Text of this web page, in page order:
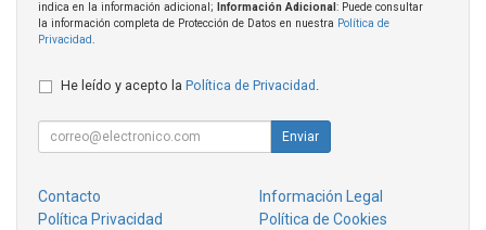
indica en la información adicional;
Información Adicional : Puede consultar
la información completa de Protección de Datos en nuestra Política de
Privacidad.
He leído y acepto la Política de Privacidad .
Enviar
Contacto
Información Legal
Política Privacidad
Política de Cookies